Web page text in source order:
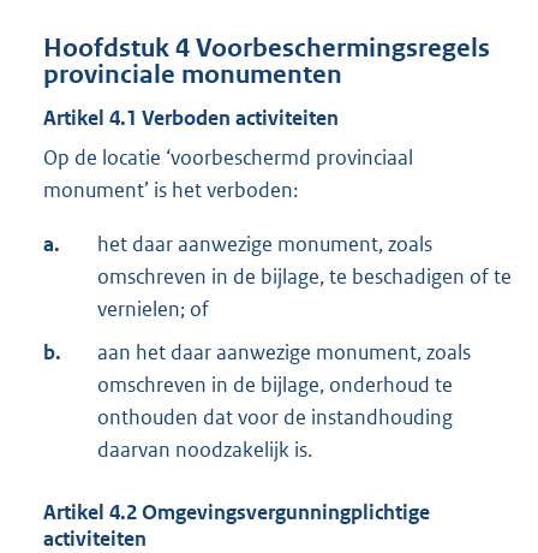
Hoofdstuk4Voorbeschermingsregels
provinciale monumenten
Artikel 4.1 Verboden activiteiten
Op de locatie ‘voorbeschermd provinciaal
monument’ is het verboden:
a.
het daar aanwezige monument, zoals
omschreven in de bijlage, te beschadigen of te
vernielen; of
b.
aan het daar aanwezige monument, zoals
omschreven in de bijlage, onderhoud te
onthouden dat voor de instandhouding
daarvan noodzakelijk is.
Artikel 4.2Omgevingsvergunningplichtige
activiteiten